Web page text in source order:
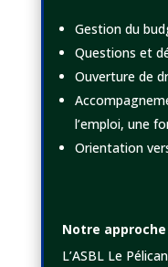
Gestion du
Questions et
Ouverture de
l’emploi, une
Orientation
Notre approche
L’ASBL Le